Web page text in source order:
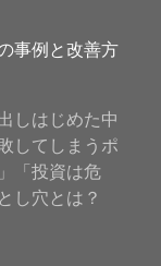
事例と改善方
しはじめた中
してしまうポ
「投資は危
し穴とは？